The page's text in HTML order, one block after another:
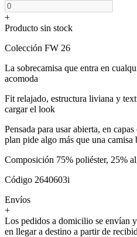
+
Producto sin stock
Colección FW 26
La sobrecamisa que entra en
acomoda
Fit relajado, estructura liviana y
cargar el look
Pensada para usar abierta, en
plan pide algo más que una camisa
Composición 75% poliéster, 25%
Código 2640603i
Envíos
+
Los pedidos a domicilio se envían
en llegar a destino a partir de